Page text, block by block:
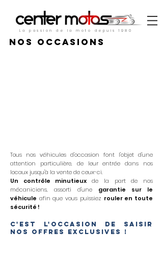
La passion de la moto depuis 1980
Nos occasions
Tous nos véhicules d'occasion font l'objet d'une
attention particulière, de leur entrée dans nos
locaux jusqu'à la vente de ceux-ci.
Un contrôle minutieuxde la part de nos
mécaniciens, assorti d'une garantie sur le
véhicule afin que vous puissiez rouler en toute
sécurité !
C'est l'occasion de saisir
nos offres exclusives !